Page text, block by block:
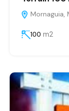
Mornaguia,
100 m2